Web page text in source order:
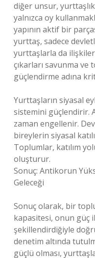
diğer unsur, yurttaşlık
yalnızca oy
yapının aktif bir
yurttaş, sadece
yurttaşlarla da
çıkarları savunma ve
güçlendirme adına
Yurttaşların siyasal
sistemini güçlendirir.
zaman engellenir.
bireylerin siyasal
Toplumlar, katılım
oluşturur.
Sonuç: Antikorun
Geleceği
Sonuç olarak, bir
kapasitesi, onun güç
şekillendirdiğiyle
denetim altında
güçlü olması,